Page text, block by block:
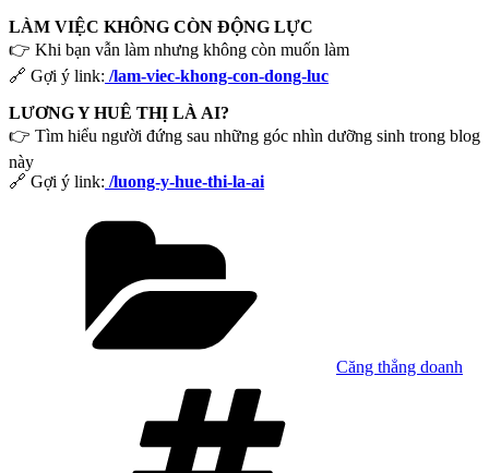
LÀM VIỆC KHÔNG CÒN ĐỘNG LỰC
👉 Khi bạn vẫn làm nhưng không còn muốn làm
🔗 Gợi ý link: /lam-viec-khong-con-dong-luc
LƯƠNG Y HUÊ THỊ LÀ AI?
👉 Tìm hiểu người đứng sau những góc nhìn dưỡng sinh trong blog
này
🔗 Gợi ý link: /luong-y-hue-thi-la-ai
Căng thẳng doanh